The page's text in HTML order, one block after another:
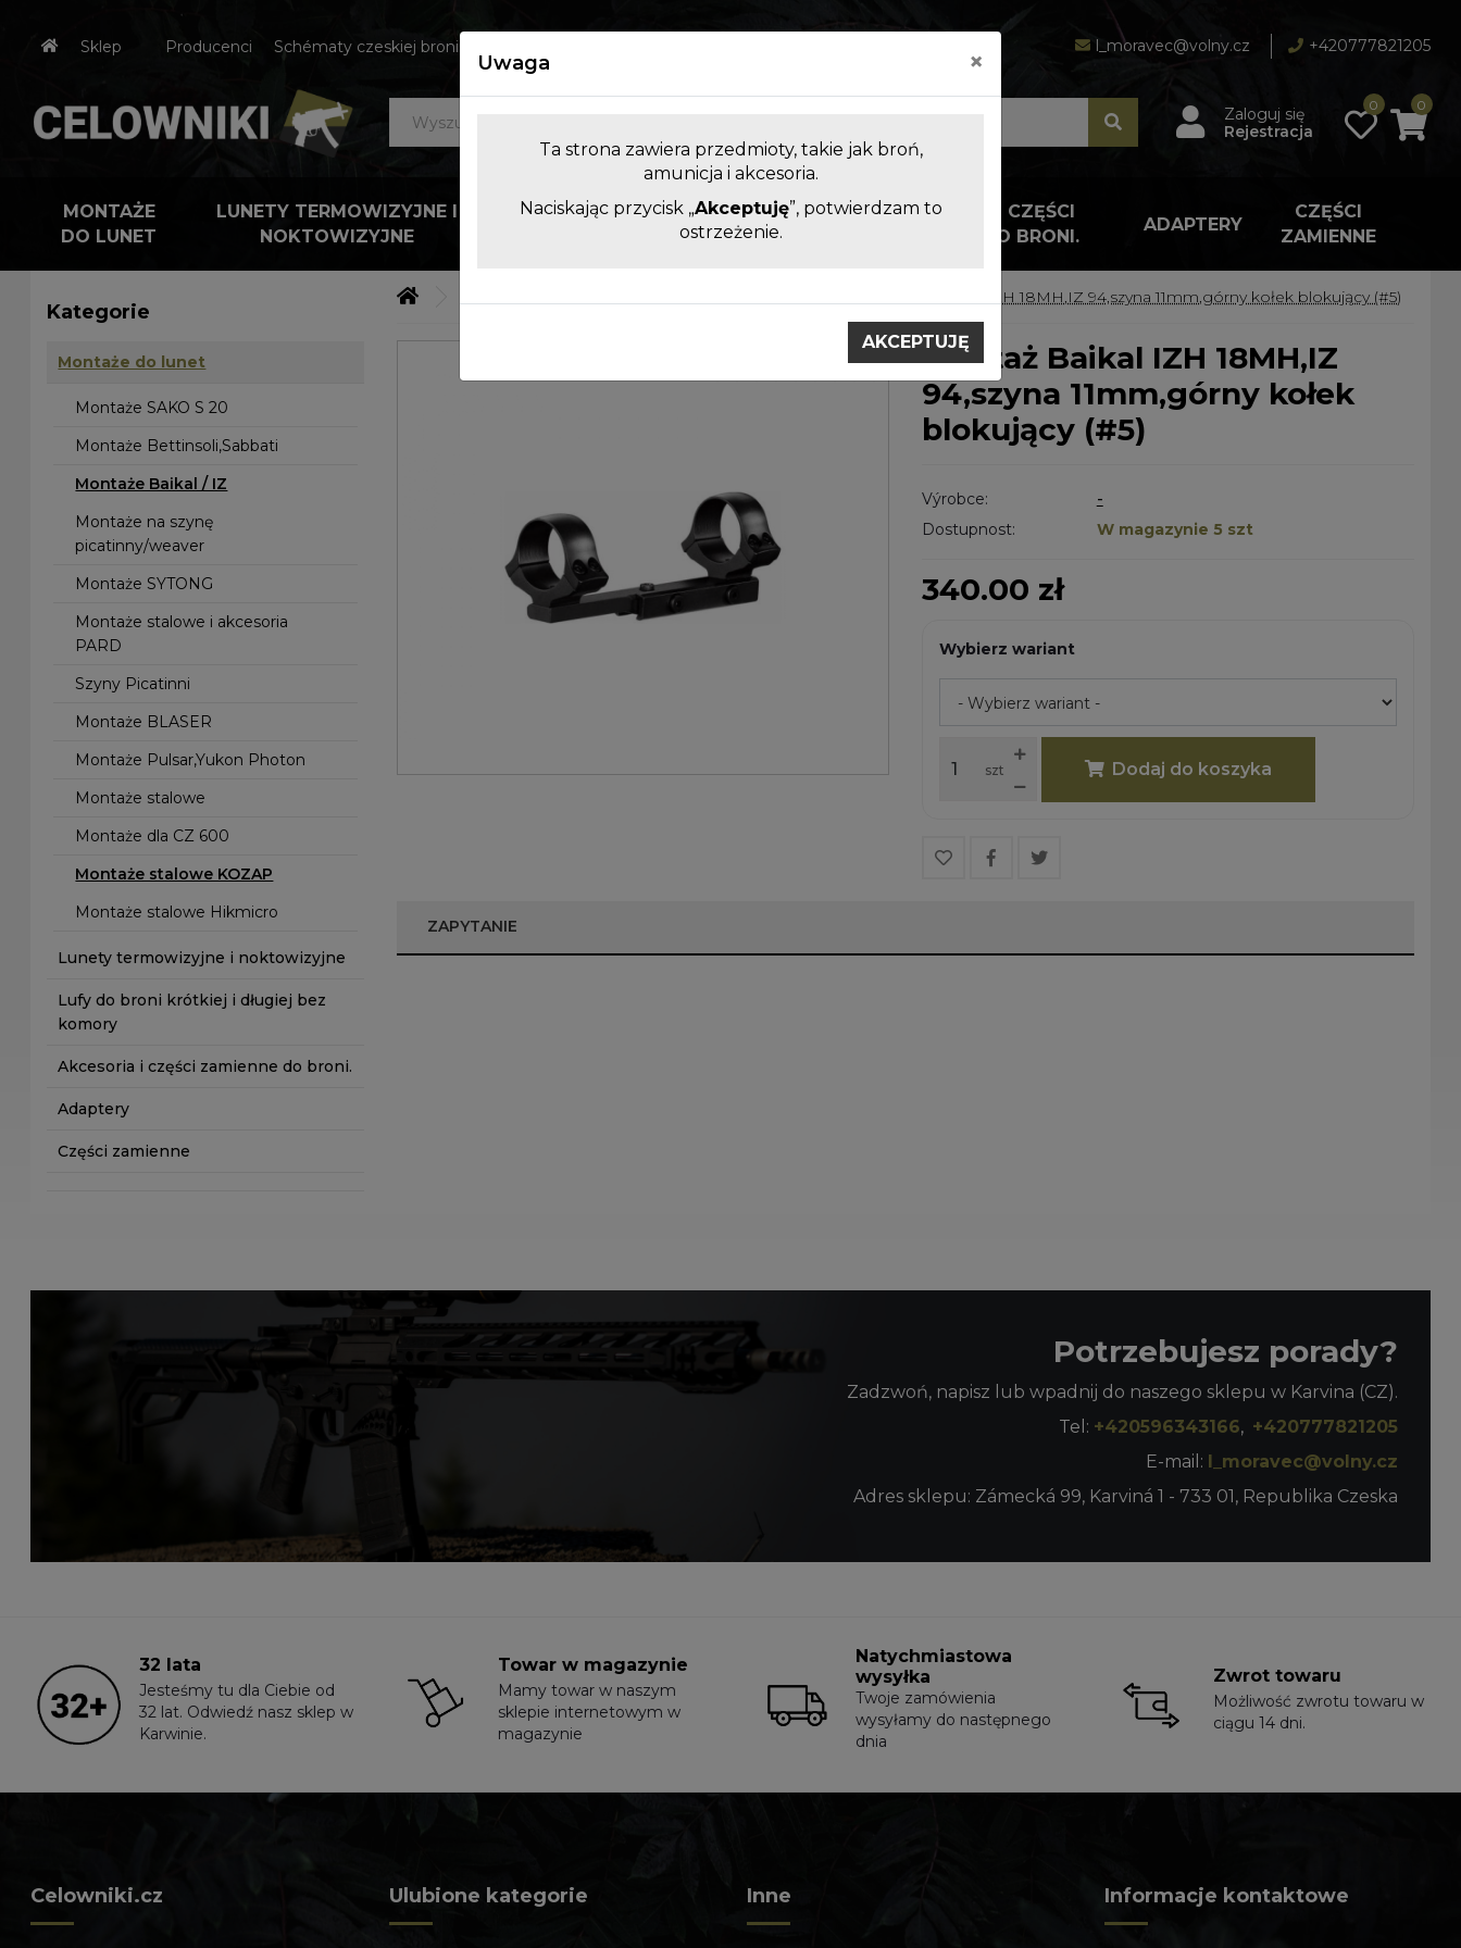
Sklep Producenci Schématy czeskiej broni l_moravec@volny.cz +420777821205
Zaloguj się
Rejestracja
0 0
MONTAŻE
DO LUNET
LUNETY TERMOWIZYJNE I
NOKTOWIZYJNE
LUFY DO BRONI KRÓTKIEJ I
DŁUGIEJ BEZ KOMORY
AKCESORIA I CZĘŚCI
ZAMIENNE DO BRONI.
ADAPTERY
CZĘŚCI
ZAMIENNE
Kategorie
Montaże do lunet
Montaże SAKO S 20
Montaże Bettinsoli,Sabbati
Montaże Baikal / IZ
Montaże na szynę
picatinny/weaver
Montaże SYTONG
Montaże stalowe i akcesoria
PARD
Szyny Picatinni
Montaże BLASER
Montaże Pulsar,Yukon Photon
Montaże stalowe
Montaże dla CZ 600
Montaże stalowe KOZAP
Montaże stalowe Hikmicro
Lunety termowizyjne i noktowizyjne
Lufy do broni krótkiej i długiej bez
komory
Akcesoria i części zamienne do broni.
Adaptery
Części zamienne
Montaż Baikal IZH 18MH,IZ 94,szyna 11mm,górny kołek blokujący (#5)
Montaż Baikal IZH 18MH,IZ
94,szyna 11mm,górny kołek
blokujący (#5)
Výrobce:
-
Dostupnost:
W magazynie 5 szt
340.00 zł
Wybierz wariant
szt Dodaj do koszyka
ZAPYTANIE
Potrzebujesz porady?
Zadzwoń, napisz lub wpadnij do naszego sklepu w Karvina (CZ).
Tel: +420596343166, +420777821205
E-mail: l_moravec@volny.cz
Adres sklepu: Zámecká 99, Karviná 1 - 733 01, Republika Czeska
32 lata
Jesteśmy tu dla Ciebie od
32 lat. Odwiedź nasz sklep w
Karwinie.
Towar w magazynie
Mamy towar w naszym
sklepie internetowym w
magazynie
Natychmiastowa
wysyłka
Twoje zamówienia
wysyłamy do następnego
dnia
Zwrot towaru
Możliwość zwrotu towaru w
ciągu 14 dni.
Celowniki.cz Ulubione kategorie Inne Informacje kontaktowe
Uwaga ×
Ta strona zawiera przedmioty, takie jak broń,
amunicja i akcesoria.
Naciskając przycisk „Akceptuję”, potwierdzam to
ostrzeżenie.
AKCEPTUJĘ